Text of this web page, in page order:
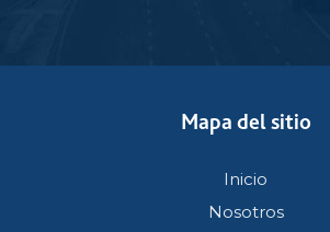
Mapa del sitio
Inicio
Nosotros